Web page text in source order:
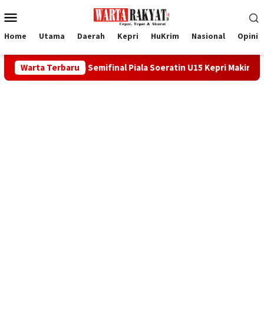
ke
Mobile
Home Utama Daerah Kepri HuKrim Nasional Opini
Warta Terbaru
Semifinal Piala Soeratin U15 Kepri Makin Terbuka